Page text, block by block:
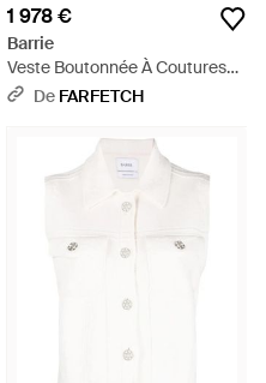
1 978 €
Barrie
Veste Boutonnée À Coutures
Contrastantes - Bleu
De FARFETCH